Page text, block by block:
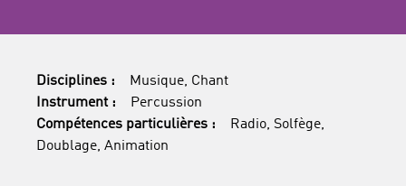
Disciplines :
Musique, Chant
Instrument :
Percussion
Compétences particulières :
Radio, Solfège,
Doublage, Animation